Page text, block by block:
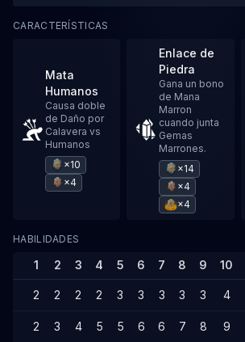
CARACTERÍSTICAS
Mata
Humanos
Causa doble
de Daño por
Calavera vs
Humanos
×10
×4
Enlace de
Piedra
Gana un bono
de Mana
Marron
cuando junta
Gemas
Marrones.
×14
×4
×4
HABILIDADES
1 2 3 4 5 6 7 8 9 10
2 2 2 2 3 3 3 3 3 4
2 3 4 5 5 6 6 7 8 9